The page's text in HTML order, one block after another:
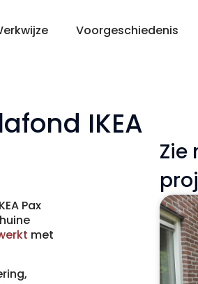
Voorgeschiedenis
IKEA
Pax
met
Zie